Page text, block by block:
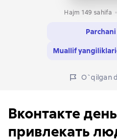
Hajm 149 sahifa
Muallif
O`qilgan
Вконтакте
привлекать